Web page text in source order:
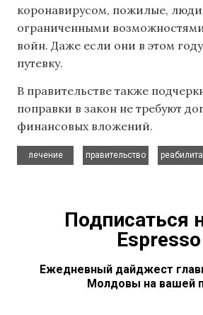
коронавирусом, пожилые, люди
ограниченными
войн. Даже если они в этом
путевку.
В правительстве также
поправки в закон не требуют
финансовых вложений.
лечение
правительство
Подписаться
Espresso
Ежедневный дайджест
Молдовы на вашей